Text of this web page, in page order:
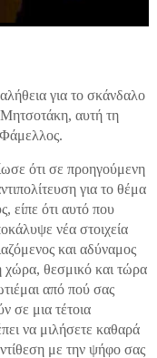
για το σκάνδαλο
αυτή τη
ότι σε προηγούμενη
για το θέμα
είπε ότι αυτό που
νέα στοιχεία
και αδύναμος
χώρα, θεσμικό και τώρα
από πού σας
σε μια τέτοια
να μιλήσετε καθαρά
με την ψήφο σας